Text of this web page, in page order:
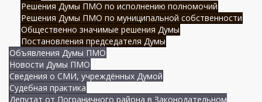
Решения Думы ПМО по исполнению полномочий
Решения Думы ПМО по муниципальной собственности
Общественно значимые решения Думы
Постановления председателя Думы
Объявления Думы ПМО
Новости Думы ПМО
Сведения о СМИ, учреждённых Думой
Судебная практика
Депутат от Пограничного района в Законодательном